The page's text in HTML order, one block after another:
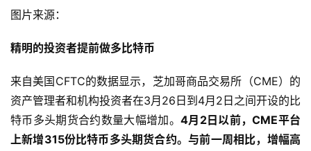
图片来源：
精明的投资者提前做多比特币
来自美国CFTC的数据显示，芝加哥商品交易所（CME）的
资产管理者和机构投资者在3月26日到4月2日之间开设的比
特币多头期货合约数量大幅增加。 4月2日以前，CME平台
上新增315份比特币多头期货合约。与前一周相比，增幅高